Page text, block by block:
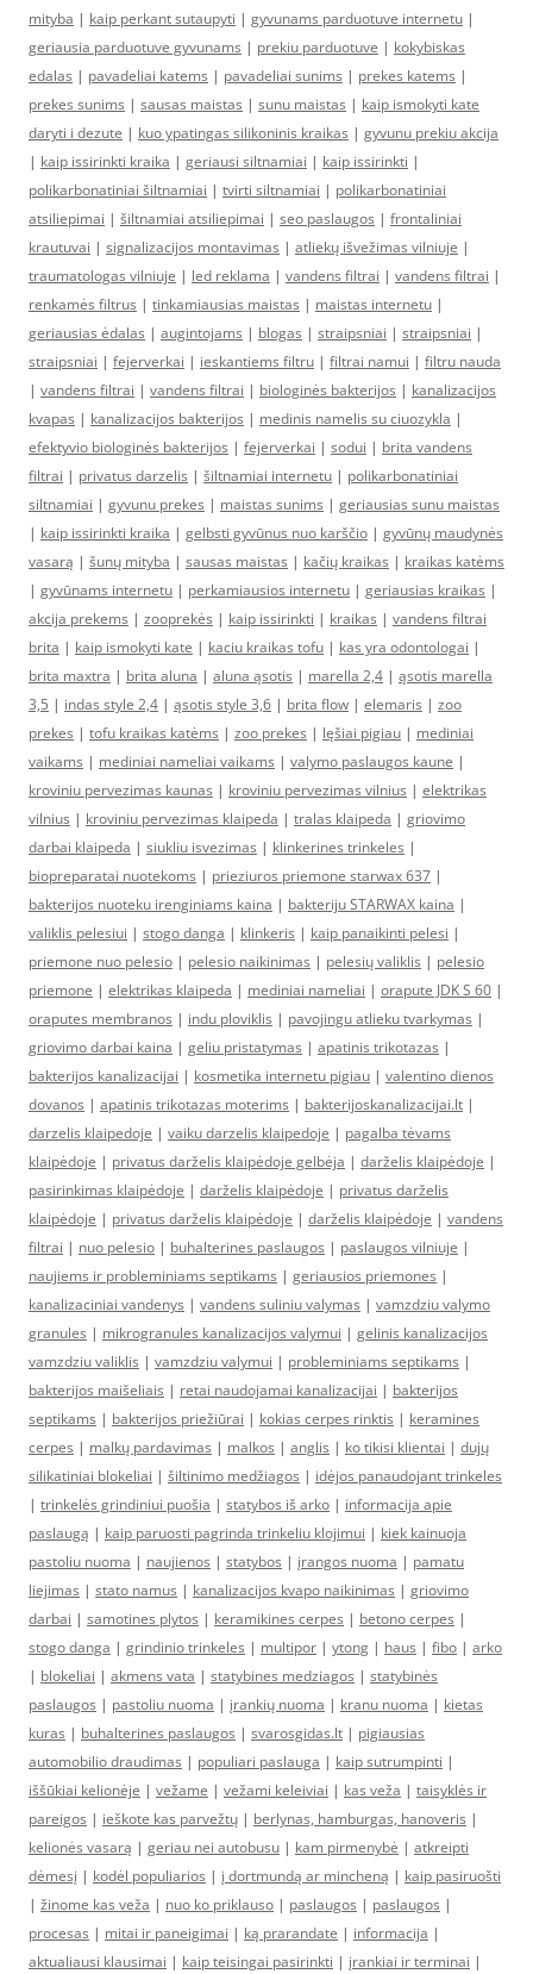
mityba | kaip perkant sutaupyti | gyvunams parduotuve internetu |
geriausia parduotuve gyvunams | prekiu parduotuve | kokybiskas
edalas | pavadeliai katems | pavadeliai sunims | prekes katems |
prekes sunims | sausas maistas | sunu maistas | kaip ismokyti kate
daryti i dezute | kuo ypatingas silikoninis kraikas | gyvunu prekiu akcija
| kaip issirinkti kraika | geriausi siltnamiai | kaip issirinkti |
polikarbonatiniai šiltnamiai | tvirti siltnamiai | polikarbonatiniai
atsiliepimai | šiltnamiai atsiliepimai | seo paslaugos | frontaliniai
krautuvai | signalizacijos montavimas | atliekų išvežimas vilniuje |
traumatologas vilniuje | led reklama | vandens filtrai | vandens filtrai |
renkamės filtrus | tinkamiausias maistas | maistas internetu |
geriausias ėdalas | augintojams | blogas | straipsniai | straipsniai |
straipsniai | fejerverkai | ieskantiems filtru | filtrai namui | filtru nauda
| vandens filtrai | vandens filtrai | biologinės bakterijos | kanalizacijos
kvapas | kanalizacijos bakterijos | medinis namelis su ciuozykla |
efektyvio biologinės bakterijos | fejerverkai | sodui | brita vandens
filtrai | privatus darzelis | šiltnamiai internetu | polikarbonatiniai
siltnamiai | gyvunu prekes | maistas sunims | geriausias sunu maistas
| kaip issirinkti kraika | gelbsti gyvūnus nuo karščio | gyvūnų maudynės
vasarą | šunų mityba | sausas maistas | kačių kraikas | kraikas katėms
| gyvūnams internetu | perkamiausios internetu | geriausias kraikas |
akcija prekems | zooprekės | kaip issirinkti | kraikas | vandens filtrai
brita | kaip ismokyti kate | kaciu kraikas tofu | kas yra odontologai |
brita maxtra | brita aluna | aluna ąsotis | marella 2,4 | ąsotis marella
3,5 | indas style 2,4 | ąsotis style 3,6 | brita flow | elemaris | zoo
prekes | tofu kraikas katėms | zoo prekes | lęšiai pigiau | mediniai
vaikams | mediniai nameliai vaikams | valymo paslaugos kaune |
kroviniu pervezimas kaunas | kroviniu pervezimas vilnius | elektrikas
vilnius | kroviniu pervezimas klaipeda | tralas klaipeda | griovimo
darbai klaipeda | siukliu isvezimas | klinkerines trinkeles |
biopreparatai nuotekoms | prieziuros priemone starwax 637 |
bakterijos nuoteku irenginiams kaina | bakteriju STARWAX kaina |
valiklis pelesiui | stogo danga | klinkeris | kaip panaikinti pelesi |
priemone nuo pelesio | pelesio naikinimas | pelesių valiklis | pelesio
priemone | elektrikas klaipeda | mediniai nameliai | orapute JDK S 60 |
oraputes membranos | indu ploviklis | pavojingu atlieku tvarkymas |
griovimo darbai kaina | geliu pristatymas | apatinis trikotazas |
bakterijos kanalizacijai | kosmetika internetu pigiau | valentino dienos
dovanos | apatinis trikotazas moterims | bakterijoskanalizacijai.lt |
darzelis klaipedoje | vaiku darzelis klaipedoje | pagalba tėvams
klaipėdoje | privatus darželis klaipėdoje gelbėja | darželis klaipėdoje |
pasirinkimas klaipėdoje | darželis klaipėdoje | privatus darželis
klaipėdoje | privatus darželis klaipėdoje | darželis klaipėdoje | vandens
filtrai | nuo pelesio | buhalterines paslaugos | paslaugos vilniuje |
naujiems ir probleminiams septikams | geriausios priemones |
kanalizaciniai vandenys | vandens suliniu valymas | vamzdziu valymo
granules | mikrogranules kanalizacijos valymui | gelinis kanalizacijos
vamzdziu valiklis | vamzdziu valymui | probleminiams septikams |
bakterijos maišeliais | retai naudojamai kanalizacijai | bakterijos
septikams | bakterijos priežiūrai | kokias cerpes rinktis | keramines
cerpes | malkų pardavimas | malkos | anglis | ko tikisi klientai | dujų
silikatiniai blokeliai | šiltinimo medžiagos | idėjos panaudojant trinkeles
| trinkelės grindiniui puošia | statybos iš arko | informacija apie
paslaugą | kaip paruosti pagrinda trinkeliu klojimui | kiek kainuoja
pastoliu nuoma | naujienos | statybos | įrangos nuoma | pamatu
liejimas | stato namus | kanalizacijos kvapo naikinimas | griovimo
darbai | samotines plytos | keramikines cerpes | betono cerpes |
stogo danga | grindinio trinkeles | multipor | ytong | haus | fibo | arko
| blokeliai | akmens vata | statybines medziagos | statybinės
paslaugos | pastoliu nuoma | įrankių nuoma | kranu nuoma | kietas
kuras | buhalterines paslaugos | svarosgidas.lt | pigiausias
automobilio draudimas | populiari paslauga | kaip sutrumpinti |
iššūkiai kelionėje | vežame | vežami keleiviai | kas veža | taisyklės ir
pareigos | ieškote kas parvežtų | berlynas, hamburgas, hanoveris |
kelionės vasarą | geriau nei autobusu | kam pirmenybė | atkreipti
dėmesį | kodėl populiarios | į dortmundą ar mincheną | kaip pasiruošti
| žinome kas veža | nuo ko priklauso | paslaugos | paslaugos |
procesas | mitai ir paneigimai | ką prarandate | informacija |
aktualiausi klausimai | kaip teisingai pasirinkti | įrankiai ir terminai |